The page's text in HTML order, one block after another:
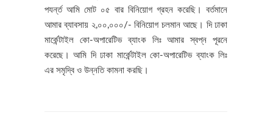
পযর্ন্ত আমি মোট ০৫ বার বিনিয়োগ গ্রহন করেছি। বর্তমানে
আমার ব্যাবসায় ২,০০,০০০/- বিনিয়োগ চলমান আছে। দি ঢাকা
মার্কেন্টাইল কো-অপারেটিভ ব্যাংক লিঃ আমার স্বপ্ন পূরনে
করেছে। আমি দি ঢাকা মার্কেন্টাইল কো-অপারেটিভ ব্যাংক লিঃ
এর সমৃদ্বি ও উন্নতি কামনা করছি।